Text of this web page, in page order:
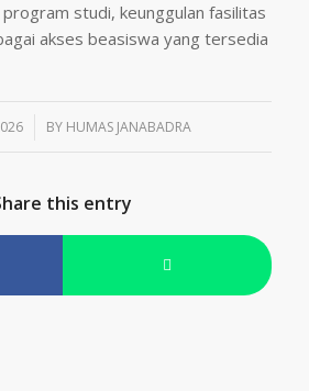
studi, keunggulan fasilitas
akses beasiswa yang tersedia
BY HUMAS JANABADRA
this entry